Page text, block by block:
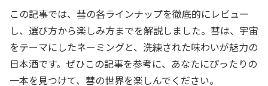
この記事では、彗の各ラインナップを徹底的にレビュー
し、選び方から楽しみ方までを解説しました。彗は、宇宙
をテーマにしたネーミングと、洗練された味わいが魅力の
日本酒です。ぜひこの記事を参考に、あなたにぴったりの
一本を見つけて、彗の世界を楽しんでください。